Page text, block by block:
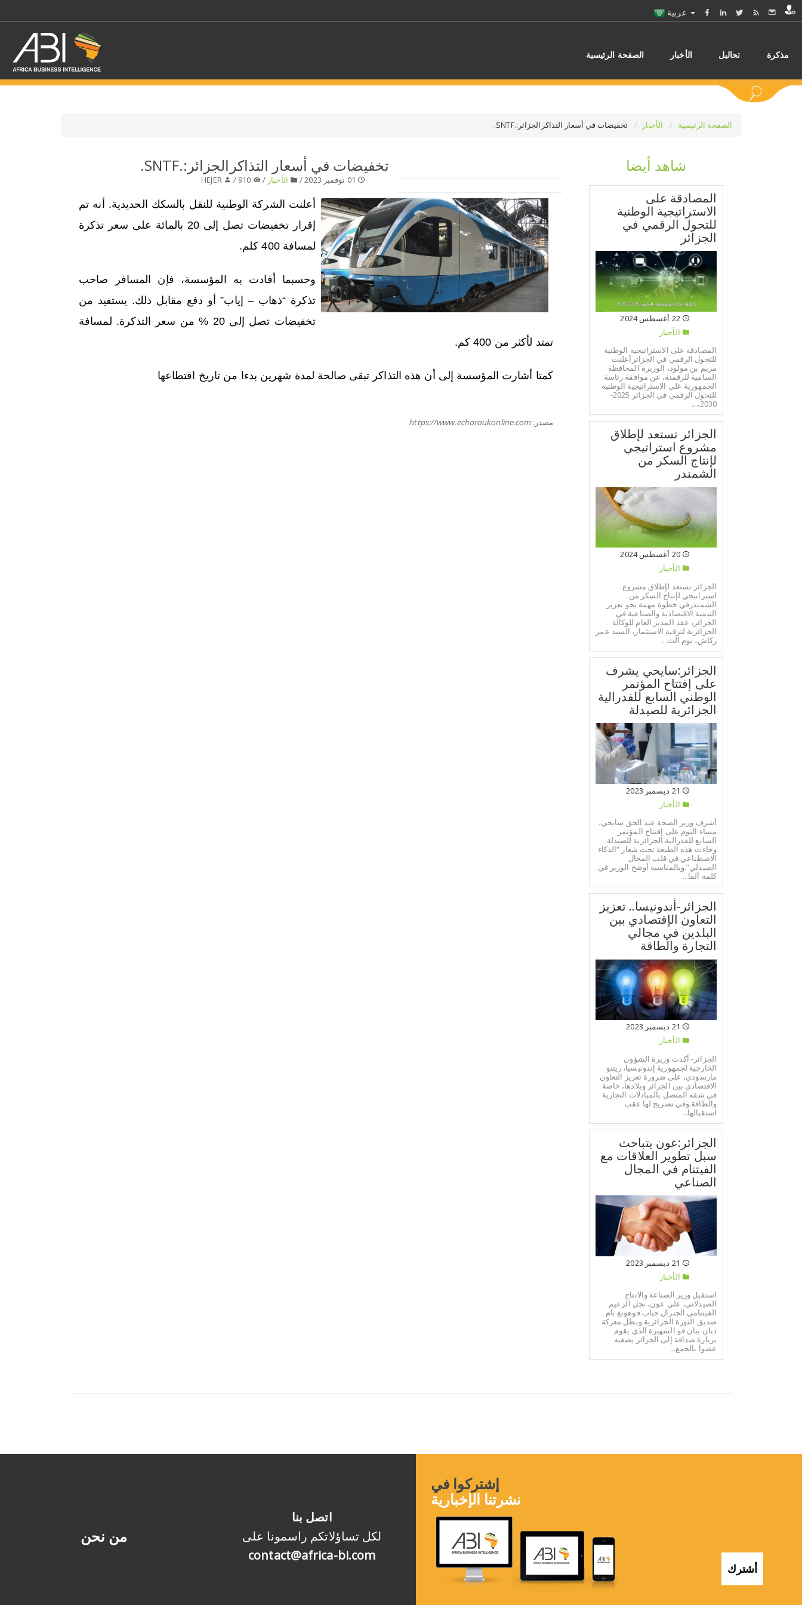
الصفحة الرئيسية الأخبار تحاليل مذكرة
اختر قطاع / القطاعات
حدد الفرع
الصفحة الرئيسية الأخبار تخفيضات في أسعار التذاكرالجزائر:.SNTF.
تخفيضات في أسعار التذاكرالجزائر:.SNTF.
الأخبار /
أعلنت الشركة الوطنية للنقل بالسكك الحديدية. أنه تم
إقرار تخفيضات تصل إلى 20 بالمائة على سعر تذكرة
لمسافة 400 كلم.
وحسبما أفادت به المؤسسة، فإن المسافر صاحب
تذكرة “ذهاب – إياب” أو دفع مقابل ذلك. يستفيد من
تخفيضات تصل إلى 20 % من سعر التذكرة. لمسافة
تمتد لأكثر من 400 كم.
كمتا أشارت المؤسسة إلى أن هذه التذاكر تبقى صالحة لمدة شهرين بدءا من تاريخ اقتطاعها
مصدر:https://www.echoroukonline.com
شاهد أيضا
المصادقة على
الاستراتيجية الوطنية
للتحول الرقمي في
الجزائر
22 أغسطس 2024
الأخبار
المصادقة على الاستراتيجية الوطنية
للتحول الرقمي في الجزائرأعلنت
مريم بن مولود، الوزيرة المحافظة
السامية للرقمنة، عن موافقة رئاسة
الجمهورية على الاستراتيجية الوطنية
للتحول الرقمي في الجزائر 2025-
2030،...
الجزائر تستعد لإطلاق
مشروع استراتيجي
لإنتاج السكر من
الشمندر
20 أغسطس 2024
الأخبار
الجزائر تستعد لإطلاق مشروع
استراتيجي لإنتاج السكر من
الشمندرفي خطوة مهمة نحو تعزيز
التنمية الاقتصادية والصناعية في
الجزائر، عقد المدير العام للوكالة
الجزائرية لترقية الاستثمار، السيد عمر
ركاش، يوم الث...
الجزائر:سايحي يشرف
على إفتتاح المؤتمر
الوطني السابع للفدرالية
الجزائرية للصيدلة
الأخبار
أشرف وزير الصحة عبد الحق سايحي،
مساء اليوم على إفتتاح المؤتمر
السابع للفدرالية الجزائرية للصيدلة.
وجاءت هذه الطبعة تحت شعار “الذكاء
الاصطناعي في قلب المجال
الصيدلي”.وبالمناسبة أوضح الوزير في
كلمة ألقا...
الجزائر-أندونيسا.. تعزيز
التعاون الإقتصادي بين
البلدين في مجالي
التجارة والطاقة
الأخبار
الجزائر- أكدت وزيرة الشؤون
الخارجية لجمهورية إندونيسيا، ريتنو
مارسودي، على ضرورة تعزيز التعاون
الاقتصادي بين الجزائر وبلادها، خاصة
في شقه المتصل بالمبادلات التجارية
والطاقة.وفي تصريح لها عقب
استقبالها...
الجزائر:عون يتباحث
سبل تطوير العلاقات مع
الفيتنام في المجال
الصناعي
الأخبار
استقبل وزير الصناعة والانتاج
الصيدلاني، علي عون، نجل الزعيم
الفيتنامي الجنرال جياب فوهونغ نام
صديق الثورة الجزائرية وبطل معركة
ديان بيان فو الشهيرة الذي يقوم
بزيارة صداقة إلى الجزائر بصفته
عضوا بالجمع...
من نحن
اتصل بنا
لكل تساؤلاتكم راسمونا على
contact@africa-bi.com
إشتركوا في
نشرتنا الإخبارية
أشترك